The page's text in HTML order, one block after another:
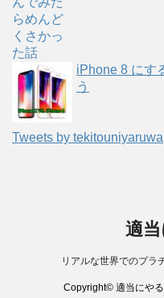
iPhone 8 にす
う
Tweets by tekitouniyaruwa
適
リアルな世界でのプラ
Copyright© 適当にや